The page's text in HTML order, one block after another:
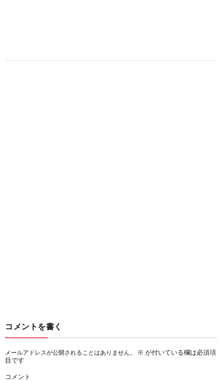
コメントを書く
メールアドレスが公開されることはありません。 ※ が付いている欄は必須項
目です
コメント